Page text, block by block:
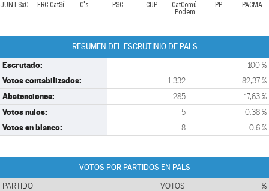
JUNTSxCAT ERC-CatSí C's PSC CUP
CatComú-
Podem
PP PACMA
RESUMEN DEL ESCRUTINIO DE PALS
Escrutado: 100 %
Votos contabilizados: 1.332 82,37 %
Abstenciones: 285 17,63 %
Votos nulos: 5 0,38 %
Votos en blanco: 8 0,6 %
VOTOS POR PARTIDOS EN PALS
PARTIDO VOTOS %